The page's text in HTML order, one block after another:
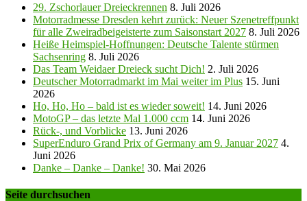
29. Zschorlauer Dreieckrennen 8. Juli 2026
Motorradmesse Dresden kehrt zurück: Neuer Szenetreffpunkt
für alle Zweiradbeigeisterte zum Saisonstart 2027 8. Juli 2026
Heiße Heimspiel-Hoffnungen: Deutsche Talente stürmen
Sachsenring 8. Juli 2026
Das Team Weidaer Dreieck sucht Dich! 2. Juli 2026
Deutscher Motorradmarkt im Mai weiter im Plus 15. Juni
2026
Ho, Ho, Ho – bald ist es wieder soweit! 14. Juni 2026
MotoGP – das letzte Mal 1.000 ccm 14. Juni 2026
Rück-, und Vorblicke 13. Juni 2026
SuperEnduro Grand Prix of Germany am 9. Januar 2027 4.
Juni 2026
Danke – Danke – Danke! 30. Mai 2026
Seite durchsuchen